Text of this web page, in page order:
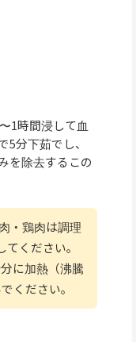
1時間浸して血
分下茹でし、
を除去するこの
・鶏肉は調理
ください。
に加熱（沸騰
ください。